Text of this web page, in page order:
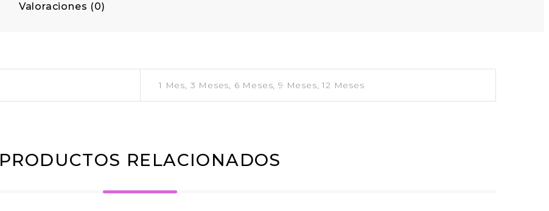
Valoraciones (0)
1 Mes, 3 Meses, 6 Meses, 9 Meses, 12 Meses
PRODUCTOS RELACIONADOS